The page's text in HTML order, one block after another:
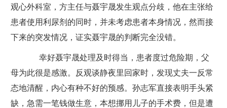
观心外科室，方主任与聂宇晟发生观点分歧，他在主张给
患者使用利尿剂的同时，并未考虑患者本身情况，然而接
下来的突发情况，证实聂宇晟的判断完全没错。
幸好聂宇晟处理及时得当，患者度过危险期，父
母为此很是感激。反观谈静夜里回家时，发现丈夫一反常
态地清醒，内心有种不好的预感。孙志军直接表明手头紧
缺，急需一笔钱做生意，本想挪用儿子的手术费，但是遭